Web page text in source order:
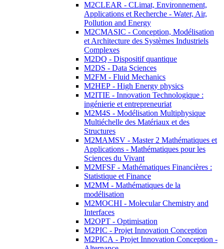
M2CLEAR - CLimat, Environnement,
Applications et Recherche - Water, Air,
Pollution and Energy
M2CMASIC - Conception, Modélisation
et Architecture des Systèmes Industriels
Complexes
M2DQ - Dispositif quantique
M2DS - Data Sciences
M2FM - Fluid Mechanics
M2HEP - High Energy physics
M2ITIE - Innovation Technologique :
ingénierie et entrepreneuriat
M2M4S - Modélisation Multiphysique
Multiéchelle des Matériaux et des
Structures
M2MAMSV - Master 2 Mathématiques et
Applications - Mathématiques pour les
Sciences du Vivant
M2MFSF - Mathématiques Financières :
Statistique et Finance
M2MM - Mathématiques de la
modélisation
M2MOCHI - Molecular Chemistry and
Interfaces
M2OPT - Optimisation
M2PIC - Projet Innovation Conception
M2PICA - Projet Innovation Conception -